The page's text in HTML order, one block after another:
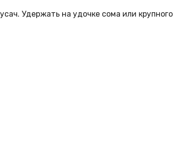
Удержать на удочке сома или крупного